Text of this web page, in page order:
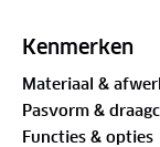
De elastische
zakken,
borstzak,
Kenmerken
Materiaal &
Pasvorm &
Functies & opties